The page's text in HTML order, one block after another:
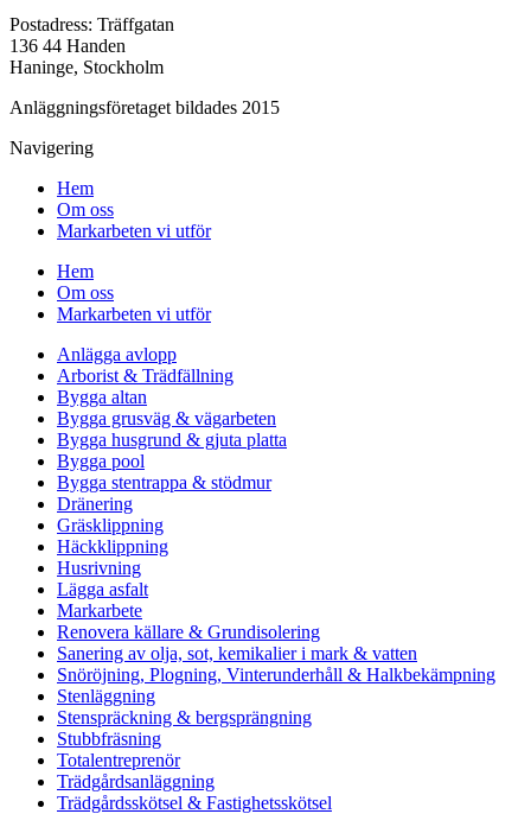
Postadress: Träffgatan
136 44 Handen
Haninge, Stockholm
Anläggningsföretaget bildades 2015
Navigering
Hem
Om oss
Markarbeten vi utför
Hem
Om oss
Markarbeten vi utför
Anlägga avlopp
Arborist & Trädfällning
Bygga altan
Bygga grusväg & vägarbeten
Bygga husgrund & gjuta platta
Bygga pool
Bygga stentrappa & stödmur
Dränering
Gräsklippning
Häckklippning
Husrivning
Lägga asfalt
Markarbete
Renovera källare & Grundisolering
Sanering av olja, sot, kemikalier i mark & vatten
Snöröjning, Plogning, Vinterunderhåll & Halkbekämpning
Stenläggning
Stenspräckning & bergsprängning
Stubbfräsning
Totalentreprenör
Trädgårdsanläggning
Trädgårdsskötsel & Fastighetsskötsel